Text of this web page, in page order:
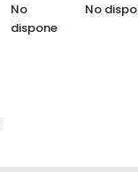
No
dispone
No